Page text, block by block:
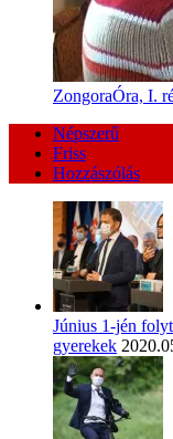
ZongoraÓra, I.
Népszerű
Friss
Hozzászólás
Június 1-jén
gyerekek